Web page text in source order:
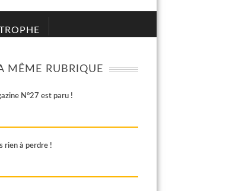
MÊME RUBRIQUE
N°27 est paru !
rien à perdre !